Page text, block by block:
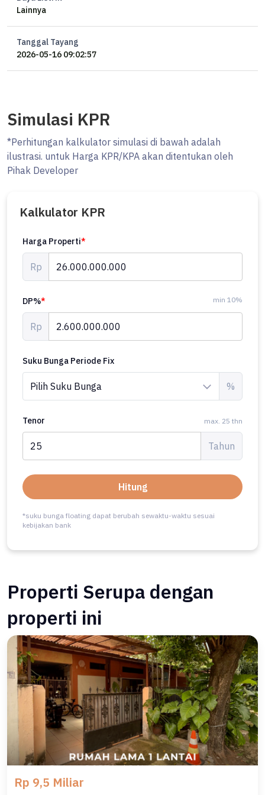
Lainnya
Tanggal Tayang
2026-05-16 09:02:57
Simulasi KPR
*Perhitungan kalkulator simulasi di bawah adalah
ilustrasi. untuk Harga KPR/KPA akan ditentukan oleh
Pihak Developer
Kalkulator KPR
Harga Properti*
Rp
DP%* min 10%
Rp
Suku Bunga Periode Fix
%
Tenor max. 25 thn
Tahun
Hitung
*suku bunga floating dapat berubah sewaktu-waktu sesuai
kebijakan bank
Properti Serupa dengan
properti ini
Rp 9,5 Miliar